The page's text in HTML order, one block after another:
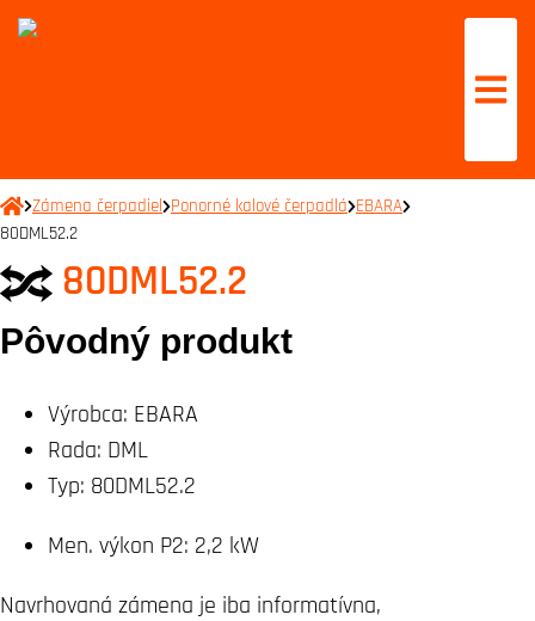
Zámena čerpadiel Ponorné kalové čerpadlá EBARA
80DML52.2
80DML52.2
Pôvodný produkt
Výrobca: EBARA
Rada: DML
Typ: 80DML52.2
Men. výkon P2: 2,2 kW
Navrhovaná zámena je iba informatívna,